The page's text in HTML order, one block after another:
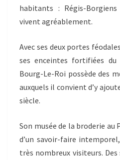
habitants : Régis-
vivent agréablement.
Avec ses deux portes
ses enceintes fortifiées du
Bourg-Le-Roi possède des
auxquels il convient d’y
siècle.
Son musée de la broderie au
d’un savoir-faire
très nombreux visiteurs.